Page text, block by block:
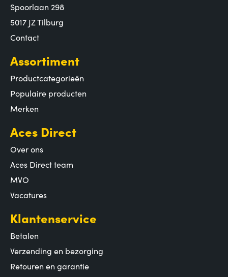
Spoorlaan 298
5017 JZ Tilburg
Contact
Assortiment
Productcategorieën
Populaire producten
Merken
Aces Direct
Over ons
Aces Direct team
MVO
Vacatures
Klantenservice
Betalen
Verzending en bezorging
Retouren en garantie